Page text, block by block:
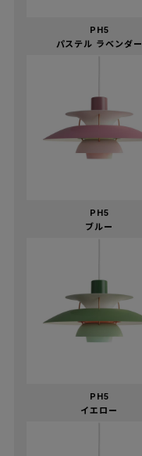
PH5
パステル ラベンダー
PH5
ブルー
PH5
イエロー